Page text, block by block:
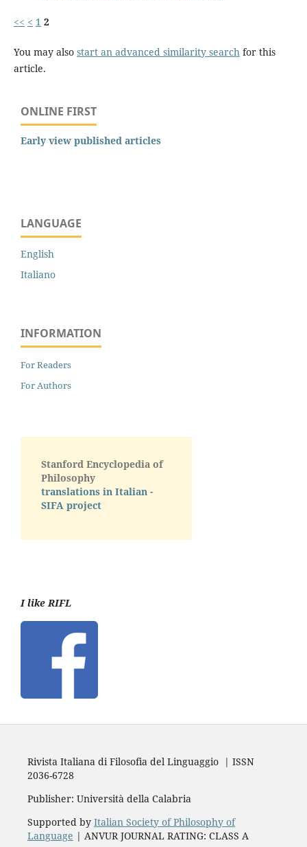
<< < 1 2
You may also start an advanced similarity search for this
article.
ONLINE FIRST
Early view published articles
LANGUAGE
English
Italiano
INFORMATION
For Readers
For Authors
Stanford Encyclopedia of
Philosophy
translations in Italian -
SIFA project
I like RIFL
Rivista Italiana di Filosofia del Linguaggio | ISSN
2036-6728
Publisher: Università della Calabria
Supported by Italian Society of Philosophy of
Language | ANVUR JOURNAL RATING: CLASS A